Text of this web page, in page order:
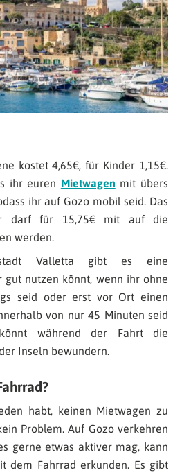
kostet 4,65€, für Kinder 1,15€.
ihr euren Mietwagen mit übers
ihr auf Gozo mobil seid. Das
darf für 15,75€ mit auf die
werden.
Valletta gibt es eine
gut nutzen könnt, wenn ihr ohne
seid oder erst vor Ort einen
von nur 45 Minuten seid
während der Fahrt die
Inseln bewundern.
habt, keinen Mietwagen zu
Problem. Auf Gozo verkehren
gerne etwas aktiver mag, kann
dem Fahrrad erkunden. Es gibt